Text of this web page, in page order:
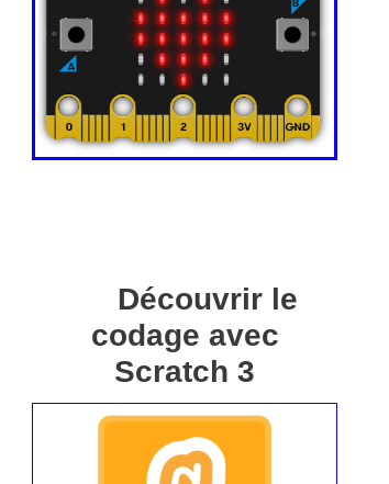
Découvrir le
codage avec
Scratch 3